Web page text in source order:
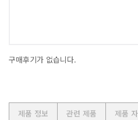
구매후기가 없습니다.
제품 정보 관련 제품 제품